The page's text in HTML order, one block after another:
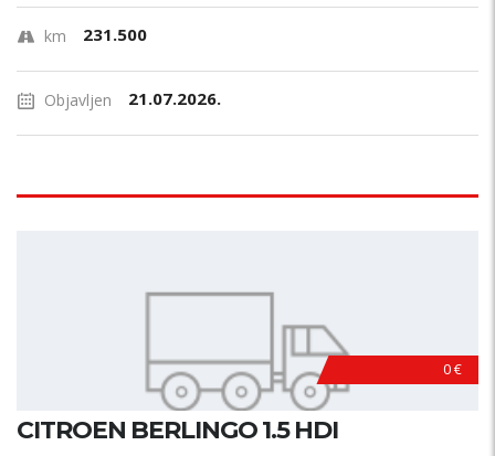
km 231.500
Objavljen 21.07.2026.
0 €
CITROEN BERLINGO 1.5 HDI